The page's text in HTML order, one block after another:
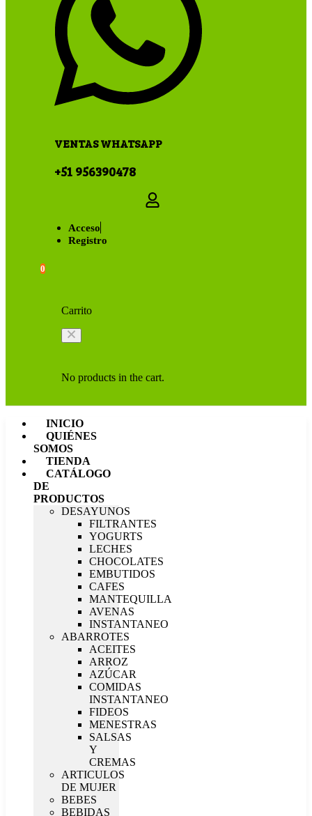
VENTAS WHATSAPP
+51 956390478
Acceso
Registro
0
Carrito
No products in the cart.
INICIO
QUIÉNES
SOMOS
TIENDA
CATÁLOGO
DE
PRODUCTOS
DESAYUNOS
FILTRANTES
YOGURTS
LECHES
CHOCOLATES
EMBUTIDOS
CAFES
MANTEQUILLA
AVENAS
INSTANTANEO
ABARROTES
ACEITES
ARROZ
AZÚCAR
COMIDAS
INSTANTANEO
FIDEOS
MENESTRAS
SALSAS
Y
CREMAS
ARTICULOS
DE MUJER
BEBES
BEBIDAS